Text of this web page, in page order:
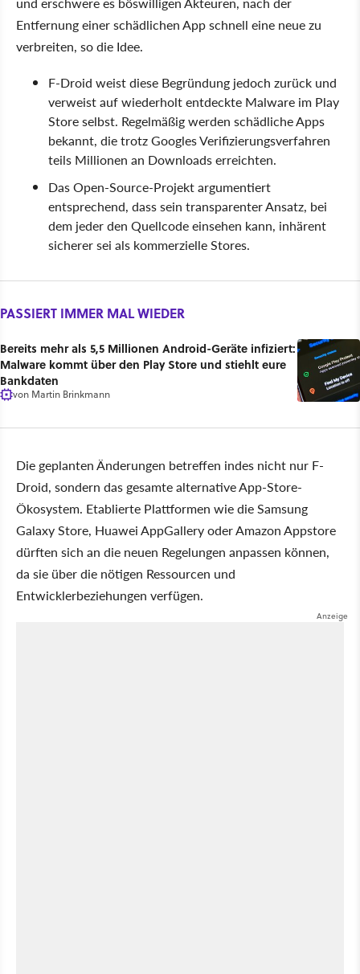
Entfernung einer schädlichen App schnell eine neue zu
verbreiten, so die Idee.
F-Droid weist diese Begründung jedoch zurück und
verweist auf wiederholt entdeckte Malware im Play
Store selbst. Regelmäßig werden schädliche Apps
bekannt, die trotz Googles Verifizierungsverfahren
teils Millionen an Downloads erreichten.
Das Open-Source-Projekt argumentiert
entsprechend, dass sein transparenter Ansatz, bei
dem jeder den Quellcode einsehen kann, inhärent
sicherer sei als kommerzielle Stores.
PASSIERT IMMER MAL WIEDER
Bereits mehr als 5,5 Millionen Android-Geräte infiziert:
Malware kommt über den Play Store und stiehlt eure
Bankdaten
von Martin Brinkmann
Die geplanten Änderungen betreffen indes nicht nur F-
Droid, sondern das gesamte alternative App-Store-
Ökosystem. Etablierte Plattformen wie die Samsung
Galaxy Store, Huawei AppGallery oder Amazon Appstore
dürften sich an die neuen Regelungen anpassen können,
da sie über die nötigen Ressourcen und
Entwicklerbeziehungen verfügen.